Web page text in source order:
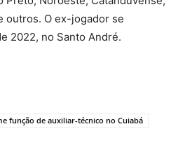
outros. O ex-jogador se
2022, no Santo André.
função de auxiliar-técnico no Cuiabá